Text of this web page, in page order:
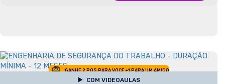
GANHE 2 POS PARA VOCE +1 PARA UM AMIGO
COM VIDEOAULAS